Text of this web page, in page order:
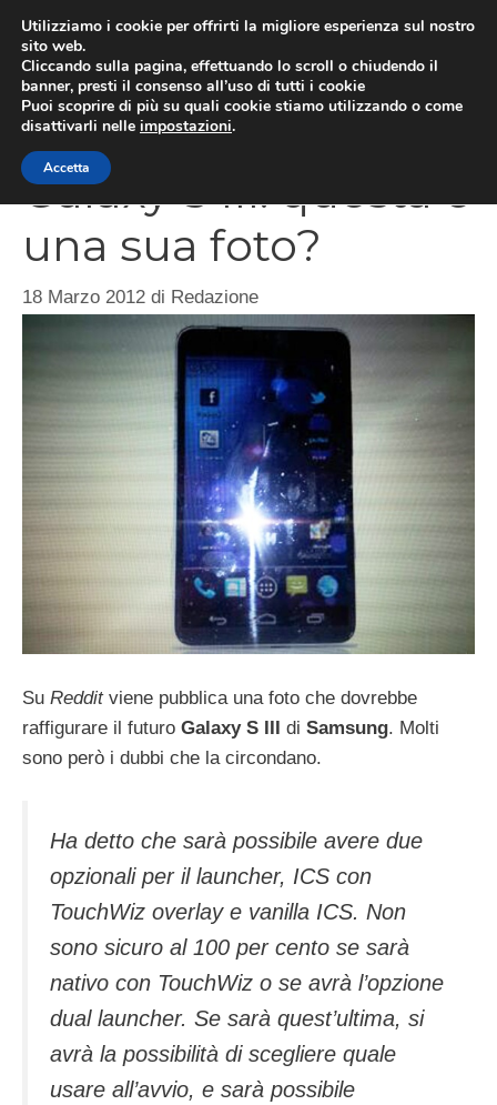
contenuto
Galaxy S III: questa è
una sua foto?
18 Marzo 2012 di Redazione
Su Redditviene pubblica una foto che dovrebbe
raffigurare il futuro Galaxy S III di Samsung. Molti
sono però i dubbi che la circondano.
Ha detto che sarà possibile avere due
opzionali per il launcher, ICS con
TouchWiz overlay e vanilla ICS. Non
sono sicuro al 100 per cento se sarà
nativo con TouchWiz o se avrà l’opzione
dual launcher. Se sarà quest’ultima, si
avrà la possibilità di scegliere quale
usare all’avvio, e sarà possibile
Utilizziamo i cookie per offrirti la migliore esperienza sul nostro
sito web.
Cliccando sulla pagina, effettuando lo scroll o chiudendo il
banner, presti il consenso all’uso di tutti i cookie
Puoi scoprire di più su quali cookie stiamo utilizzando o come
disattivarli nelle impostazioni.
Accetta